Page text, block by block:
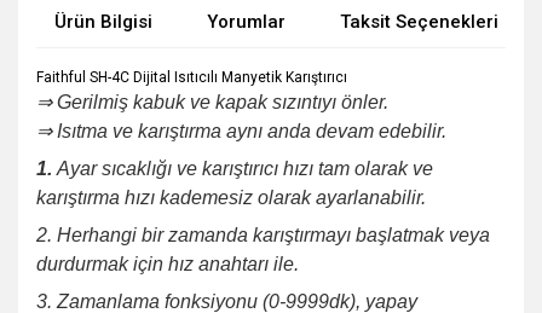
Ürün Bilgisi Yorumlar Taksit Seçenekleri
Faithful SH-4C Dijital Isıtıcılı Manyetik Karıştırıcı
⇒ Gerilmiş kabuk ve kapak sızıntıyı önler.
⇒ Isıtma ve karıştırma aynı anda devam edebilir.
1. Ayar sıcaklığı ve karıştırıcı hızı tam olarak ve
karıştırma hızı kademesiz olarak ayarlanabilir.
2. Herhangi bir zamanda karıştırmayı başlatmak veya
durdurmak için hız anahtarı ile.
3. Zamanlama fonksiyonu (0-9999dk), yapay